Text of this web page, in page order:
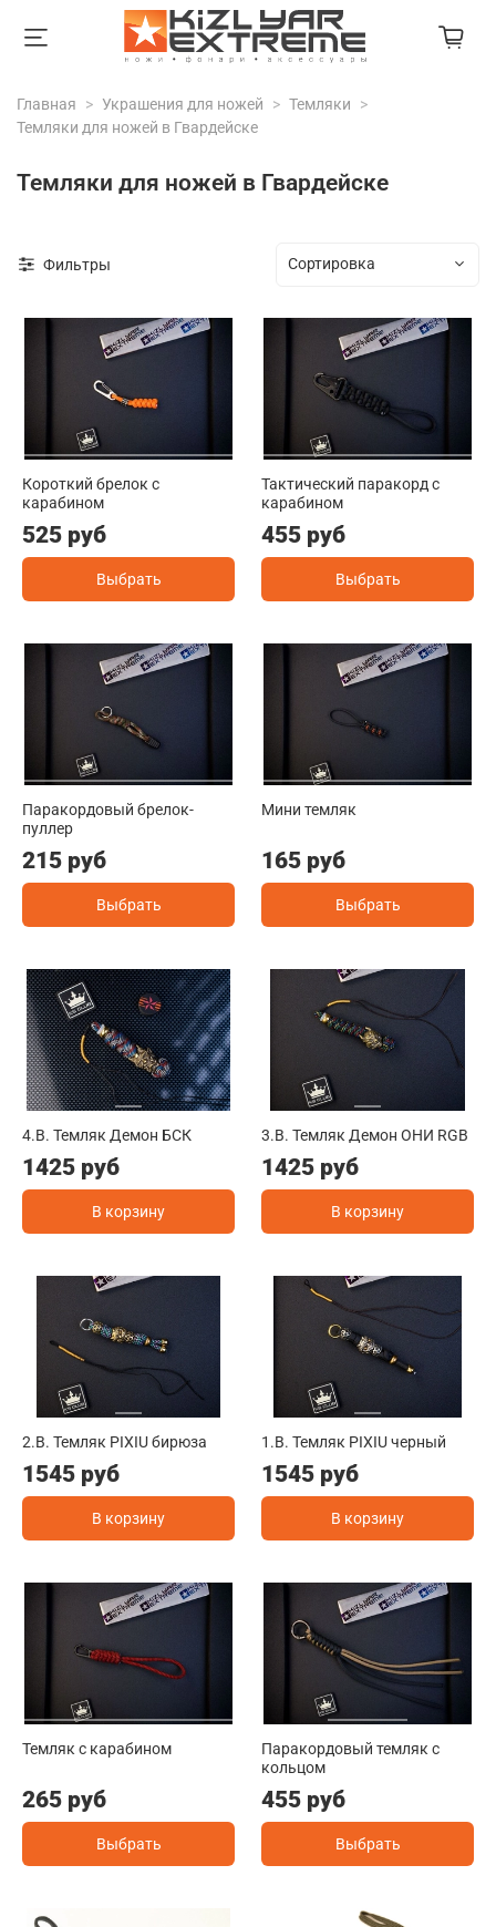
Главная Украшения для ножей
Темляки
Темляки для ножей в Гвардейске
Темляки для ножей в Гвардейске
Фильтры
Короткий брелок с
карабином
525 руб
Выбрать
Тактический паракорд с
карабином
455 руб
Выбрать
Паракордовый брелок-
пуллер
215 руб
Выбрать
Мини темляк
165 руб
Выбрать
4.B. Темляк Демон БСК
1425 руб
В корзину
3.B. Темляк Демон ОНИ RGB
1425 руб
В корзину
2.B. Темляк PIXIU бирюза
1545 руб
В корзину
1.B. Темляк PIXIU черный
1545 руб
В корзину
Темляк с карабином
265 руб
Выбрать
Паракордовый темляк с
кольцом
455 руб
Выбрать